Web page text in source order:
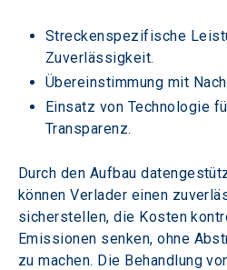
Streckenspezifische
Zuverlässigkeit.
Übereinstimmung mit
Einsatz von Technologie
Transparenz.
Durch den Aufbau
können Verlader einen
sicherstellen, die Kosten
Emissionen senken, ohne
zu machen. Die Behandlung